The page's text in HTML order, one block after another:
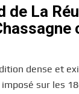
de La
dense et
imposé sur les